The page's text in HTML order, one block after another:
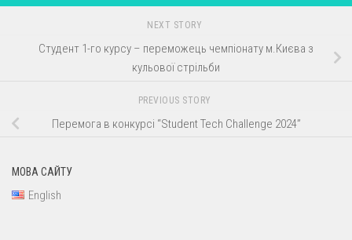
NEXT STORY
Студент 1-го курсу – переможець чемпіонату м.Києва з
кульової стрільби
PREVIOUS STORY
Перемога в конкурсі “Student Tech Challenge 2024”
МОВА САЙТУ
English